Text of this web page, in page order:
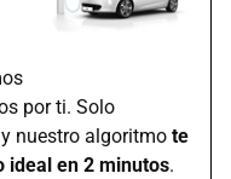
por ti. Solo
nuestro algoritmo te
ideal en 2 minutos.